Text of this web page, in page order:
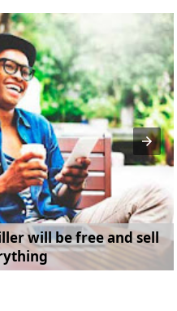
will be free and sell